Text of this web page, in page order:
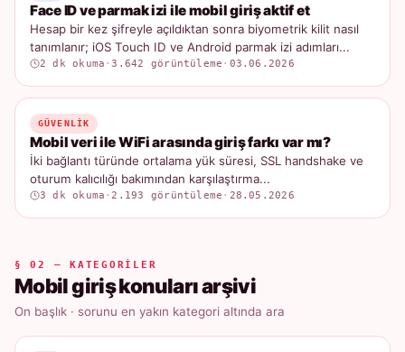
Face ID ve parmak izi ile mobil giriş aktif et
Hesap bir kez şifreyle açıldıktan sonra biyometrik kilit nasıl
tanımlanır; iOS Touch ID ve Android parmak izi adımları...
2 dk okuma ·3.642 görüntüleme · 03.06.2026
GÜVENLIK
Mobil veri ile WiFi arasında giriş farkı var mı?
İki bağlantı türünde ortalama yük süresi, SSL handshake ve
oturum kalıcılığı bakımından karşılaştırma...
3 dk okuma ·2.193 görüntüleme · 28.05.2026
§ 02 — KATEGORILER
Mobil giriş konuları arşivi
On başlık · sorunu en yakın kategori altında ara